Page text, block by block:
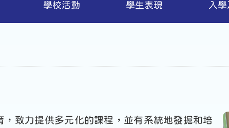
學校活動 學生表現 入
致力提供多元化的課程，並有系統地發掘和培